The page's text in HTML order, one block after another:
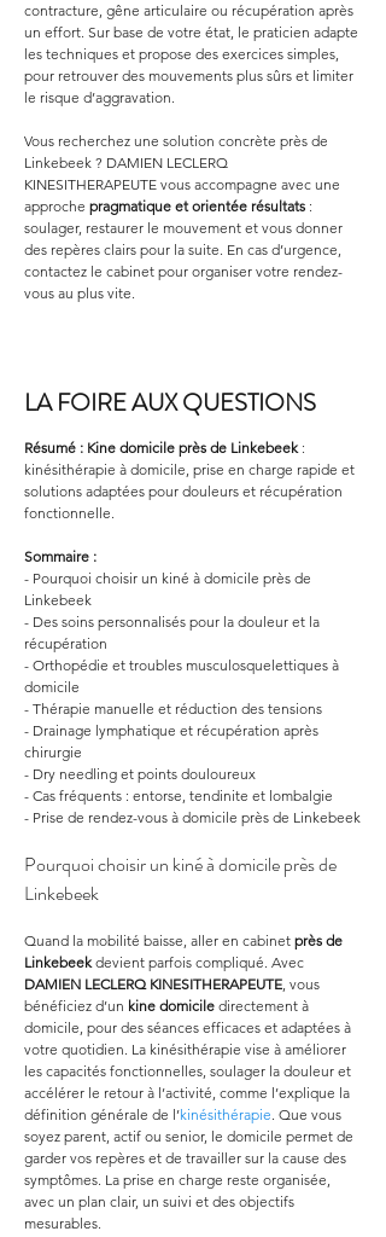
contracture, gêne articulaire ou récupération après
un effort. Sur base de votre état, le praticien adapte
les techniques et propose des exercices simples,
pour retrouver des mouvements plus sûrs et limiter
le risque d’aggravation.
Vous recherchez une solution concrète près de
Linkebeek ? DAMIEN LECLERQ
KINESITHERAPEUTE vous accompagne avec une
approche pragmatique et orientée résultats :
soulager, restaurer le mouvement et vous donner
des repères clairs pour la suite. En cas d’urgence,
contactez le cabinet pour organiser votre rendez-
vous au plus vite.
LA FOIRE AUX QUESTIONS
Résumé : Kine domicile près de Linkebeek :
kinésithérapie à domicile, prise en charge rapide et
solutions adaptées pour douleurs et récupération
fonctionnelle.
Sommaire :
- Pourquoi choisir un kiné à domicile près de
Linkebeek
- Des soins personnalisés pour la douleur et la
récupération
- Orthopédie et troubles musculosquelettiques à
domicile
- Thérapie manuelle et réduction des tensions
- Drainage lymphatique et récupération après
chirurgie
- Dry needling et points douloureux
- Cas fréquents : entorse, tendinite et lombalgie
- Prise de rendez-vous à domicile près de Linkebeek
Pourquoi choisir un kiné à domicile près de
Linkebeek
Quand la mobilité baisse, aller en cabinet près de
Linkebeek devient parfois compliqué. Avec
DAMIEN LECLERQ KINESITHERAPEUTE, vous
bénéficiez d’un kine domicile directement à
domicile, pour des séances efficaces et adaptées à
votre quotidien. La kinésithérapie vise à améliorer
les capacités fonctionnelles, soulager la douleur et
accélérer le retour à l’activité, comme l’explique la
définition générale de l’kinésithérapie. Que vous
soyez parent, actif ou senior, le domicile permet de
garder vos repères et de travailler sur la cause des
symptômes. La prise en charge reste organisée,
avec un plan clair, un suivi et des objectifs
mesurables.